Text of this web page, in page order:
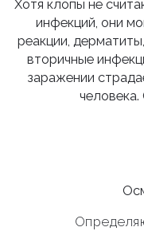
Хотя клопы не
инфекций, они
реакции,
вторичные
заражении